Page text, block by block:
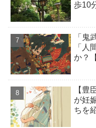
歩10
「鬼
「人
か？
【豊
が妊
ちを